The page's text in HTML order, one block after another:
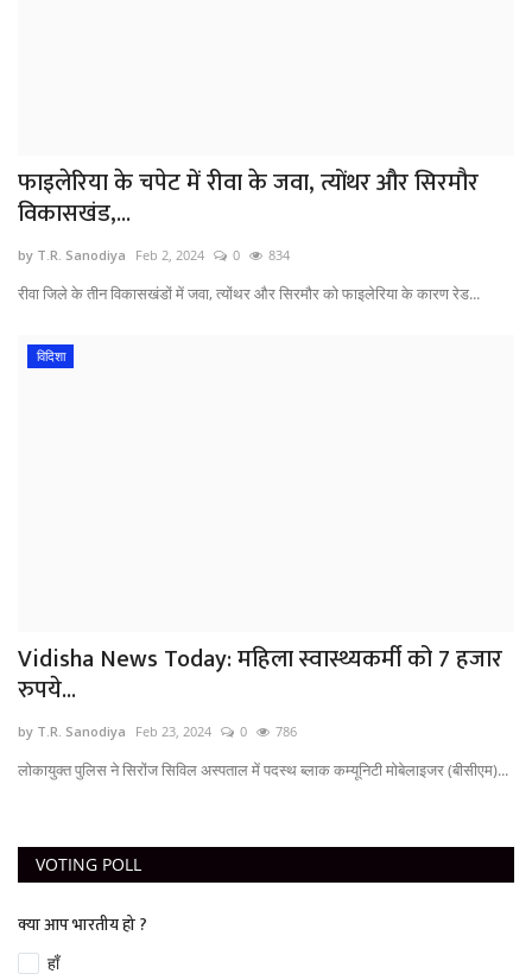
फाइलेरिया के चपेट में रीवा के जवा, त्योंथर और सिरमौर
विकासखंड,...
by T.R. Sanodiya Feb 2, 2024 0 834
रीवा जिले के तीन विकासखंडों में जवा, त्योंथर और सिरमौर को फाइलेरिया के कारण रेड...
विदिशा
Vidisha News Today: महिला स्वास्थ्यकर्मी को 7 हजार
रुपये...
by T.R. Sanodiya Feb 23, 2024 0 786
लोकायुक्त पुलिस ने सिरोंज सिविल अस्पताल में पदस्थ ब्लाक कम्यूनिटी मोबेलाइजर (बीसीएम)...
VOTING POLL
क्या आप भारतीय हो ?
हाँ